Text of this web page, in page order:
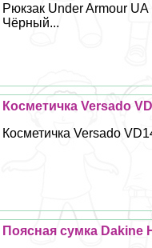
Рюкзак Under Armour
Чёрный...
Косметичка Versado
Косметичка Versado
Поясная сумка Dakine